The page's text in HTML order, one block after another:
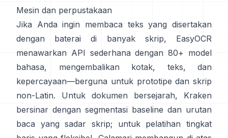
Mesin dan perpustakaan
Jika Anda ingin membaca teks yang disertakan
dengan baterai di banyak skrip,
EasyOCR
menawarkan API sederhana dengan 80+ model
bahasa, mengembalikan kotak, teks, dan
kepercayaan—berguna untuk prototipe dan skrip
non-Latin. Untuk dokumen bersejarah,
Kraken
bersinar dengan segmentasi baseline dan urutan
baca yang sadar skrip; untuk pelatihan tingkat